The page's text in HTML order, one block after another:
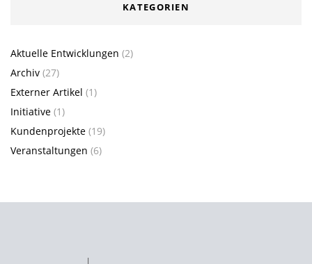
KATEGORIEN
Aktuelle Entwicklungen (2)
Archiv (27)
Externer Artikel (1)
Initiative (1)
Kundenprojekte (19)
Veranstaltungen (6)